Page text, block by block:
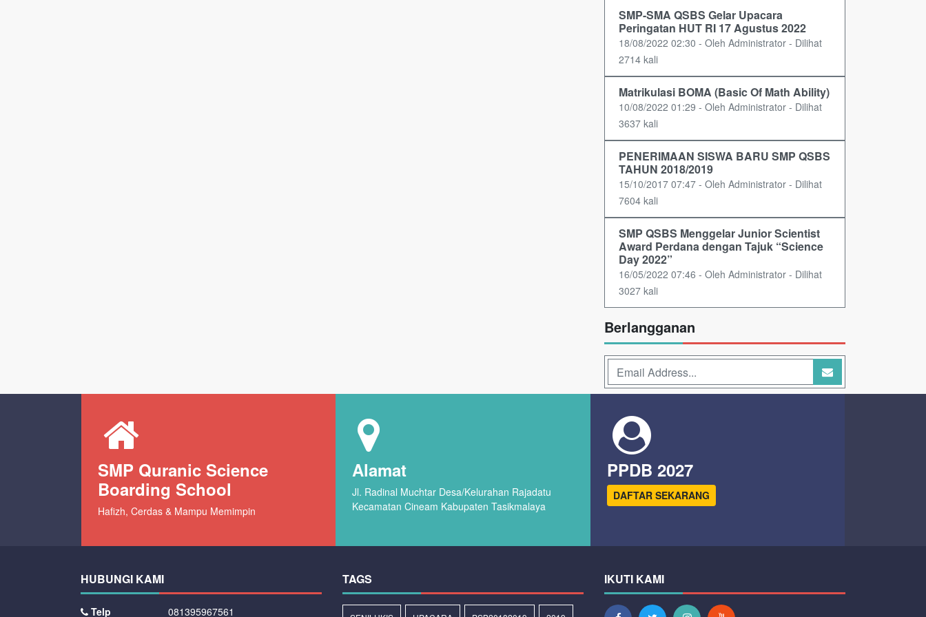
SMP-SMA QSBS Gelar Upacara
Peringatan HUT RI 17 Agustus 2022
18/08/2022 02:30 - Oleh Administrator - Dilihat
2714 kali
Matrikulasi BOMA (Basic Of Math Ability)
10/08/2022 01:29 - Oleh Administrator - Dilihat
3637 kali
PENERIMAAN SISWA BARU SMP QSBS
TAHUN 2018/2019
15/10/2017 07:47 - Oleh Administrator - Dilihat
7604 kali
SMP QSBS Menggelar Junior Scientist
Award Perdana dengan Tajuk “Science
Day 2022”
16/05/2022 07:46 - Oleh Administrator - Dilihat
3027 kali
Berlangganan
SMP Quranic Science
Boarding School
Hafizh, Cerdas & Mampu Memimpin
Alamat
Jl. Radinal Muchtar Desa/Kelurahan Rajadatu
Kecamatan Cineam Kabupaten Tasikmalaya
PPDB 2027
DAFTAR SEKARANG
HUBUNGI KAMI
Telp 081395967561
TAGS IKUTI KAMI